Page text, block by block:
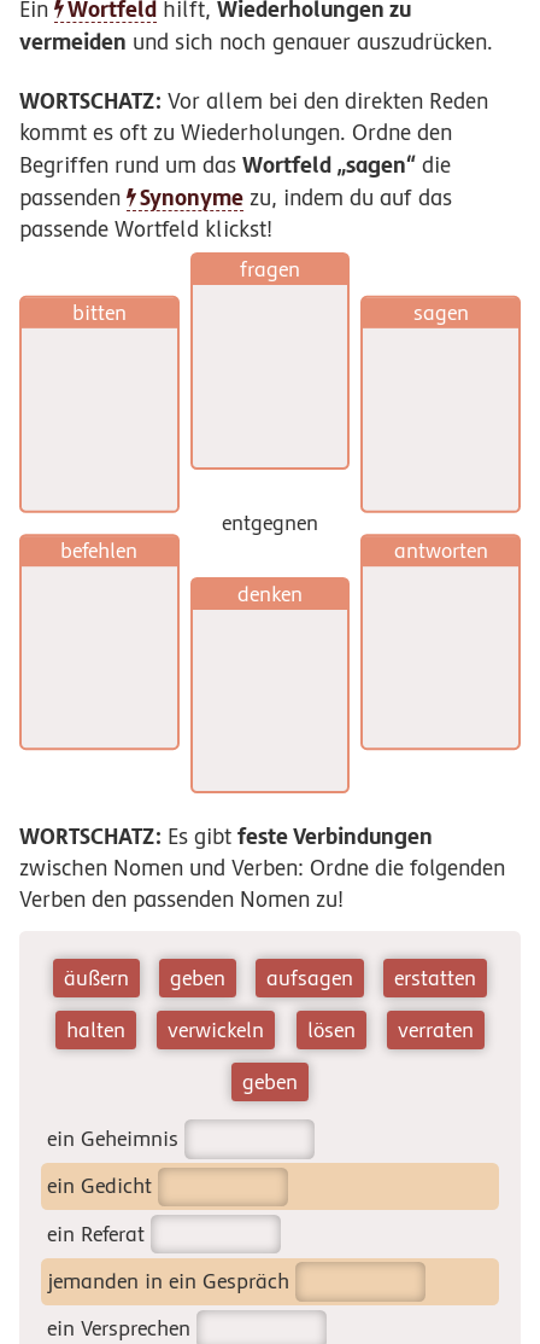
Ein Wortfeld hilft, Wiederholungen zu
vermeiden und sich noch genauer auszudrücken.
WORTSCHATZ: Vor allem bei den direkten Reden
kommt es oft zu Wiederholungen. Ordne den
Begriffen rund um das Wortfeld „sagen“ die
passenden
Synonyme zu, indem du auf das
passende Wortfeld klickst!
entgegnen
bitten
fragen
sagen
befehlen
denken
antworten
WORTSCHATZ: Es gibt feste Verbindungen
zwischen Nomen und Verben: Ordne die folgenden
Verben den passenden Nomen zu!
äußern geben aufsagen erstatten
halten verwickeln lösen verraten
geben
ein Geheimnis
ein Gedicht
ein Referat
jemanden in ein Gespräch
ein Versprechen